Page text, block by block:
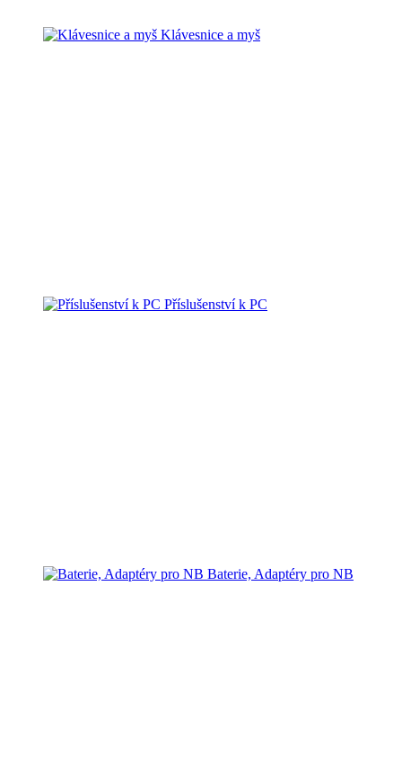
Klávesnice a myš
Příslušenství k PC
Baterie, Adaptéry pro NB